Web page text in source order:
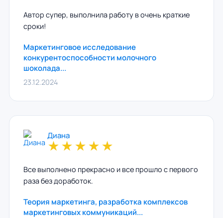
Автор супер, выполнила работу в очень краткие
сроки!
Маркетинговое исследование
конкурентоспособности молочного
шоколада...
23.12.2024
Диана
★★★★★
Все выполнено прекрасно и все прошло с первого
раза без доработок.
Теория маркетинга, разработка комплексов
маркетинговых коммуникаций...